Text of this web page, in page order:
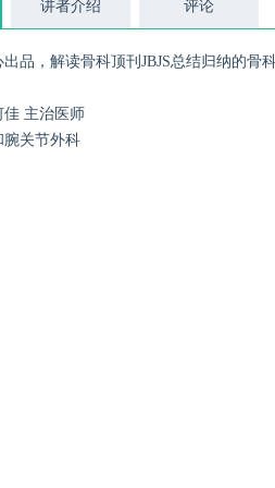
讲者介绍 评论
品，解读骨科顶刊JBJS总结归纳的骨
佳 主治医师
腕关节外科